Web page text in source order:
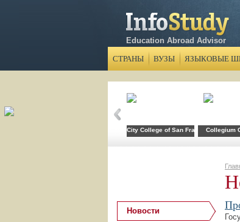
Education Abroad Advisor
СТРАНЫ ВУЗЫ ЯЗЫКОВЫЕ
City College of San FranciscoCollegium
Новости